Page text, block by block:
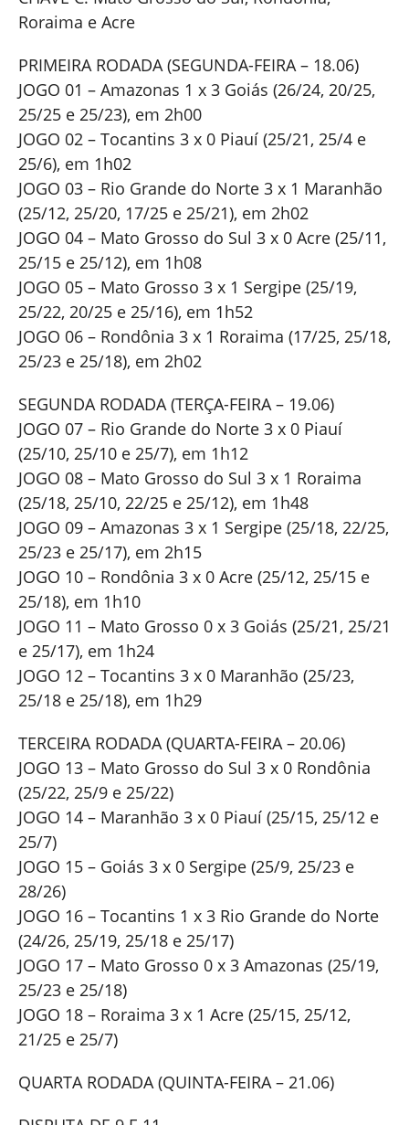
Roraima e Acre
PRIMEIRA RODADA (SEGUNDA-FEIRA – 18.06)
JOGO 01 – Amazonas 1 x 3 Goiás (26/24, 20/25,
25/25 e 25/23), em 2h00
JOGO 02 – Tocantins 3 x 0 Piauí (25/21, 25/4 e
25/6), em 1h02
JOGO 03 – Rio Grande do Norte 3 x 1 Maranhão
(25/12, 25/20, 17/25 e 25/21), em 2h02
JOGO 04 – Mato Grosso do Sul 3 x 0 Acre (25/11,
25/15 e 25/12), em 1h08
JOGO 05 – Mato Grosso 3 x 1 Sergipe (25/19,
25/22, 20/25 e 25/16), em 1h52
JOGO 06 – Rondônia 3 x 1 Roraima (17/25, 25/18,
25/23 e 25/18), em 2h02
SEGUNDA RODADA (TERÇA-FEIRA – 19.06)
JOGO 07 – Rio Grande do Norte 3 x 0 Piauí
(25/10, 25/10 e 25/7), em 1h12
JOGO 08 – Mato Grosso do Sul 3 x 1 Roraima
(25/18, 25/10, 22/25 e 25/12), em 1h48
JOGO 09 – Amazonas 3 x 1 Sergipe (25/18, 22/25,
25/23 e 25/17), em 2h15
JOGO 10 – Rondônia 3 x 0 Acre (25/12, 25/15 e
25/18), em 1h10
JOGO 11 – Mato Grosso 0 x 3 Goiás (25/21, 25/21
e 25/17), em 1h24
JOGO 12 – Tocantins 3 x 0 Maranhão (25/23,
25/18 e 25/18), em 1h29
TERCEIRA RODADA (QUARTA-FEIRA – 20.06)
JOGO 13 – Mato Grosso do Sul 3 x 0 Rondônia
(25/22, 25/9 e 25/22)
JOGO 14 – Maranhão 3 x 0 Piauí (25/15, 25/12 e
25/7)
JOGO 15 – Goiás 3 x 0 Sergipe (25/9, 25/23 e
28/26)
JOGO 16 – Tocantins 1 x 3 Rio Grande do Norte
(24/26, 25/19, 25/18 e 25/17)
JOGO 17 – Mato Grosso 0 x 3 Amazonas (25/19,
25/23 e 25/18)
JOGO 18 – Roraima 3 x 1 Acre (25/15, 25/12,
21/25 e 25/7)
QUARTA RODADA (QUINTA-FEIRA – 21.06)